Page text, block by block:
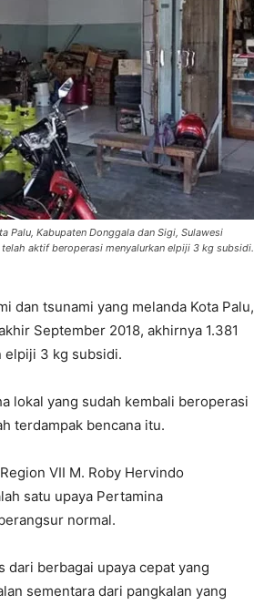
Palu, Kabupaten Donggala dan Sigi, Sulawesi
aktif beroperasi menyalurkan elpiji 3 kg subsidi.
dan tsunami yang melanda Kota Palu,
September 2018, akhirnya 1.381
elpiji 3 kg subsidi.
lokal yang sudah kembali beroperasi
terdampak bencana itu.
VII M. Roby Hervindo
satu upaya Pertamina
normal.
berbagai upaya cepat yang
sementara dari pangkalan yang